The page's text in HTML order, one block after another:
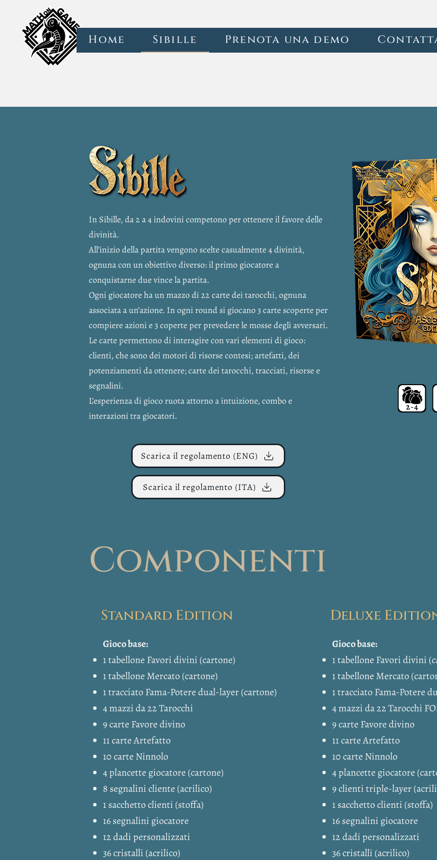
Home Sibille Prenota una demo
In Sibille, da 2 a 4 indovini competono per ottenere il favore delle
divinità.
All’inizio della partita vengono scelte casualmente 4 divinità,
ognuna con un obiettivo diverso: il primo giocatore a
conquistarne due vince la partita.
Ogni giocatore ha un mazzo di 22 carte dei tarocchi, ognuna
associata a un’azione. In ogni round si giocano 3 carte scoperte per
compiere azioni e 3 coperte per prevedere le mosse degli avversari.
Le carte permettono di interagire con vari elementi di gioco:
clienti, che sono dei motori di risorse contesi; artefatti, dei
potenziamenti da ottenere; carte dei tarocchi, tracciati, risorse e
segnalini.
L’esperienza di gioco ruota attorno a intuizione, combo e
interazioni tra giocatori.
Scarica il regolamento (ENG)
Scarica il regolamento (ITA)
Componenti
Standard Edition
Gioco base:
1 tabellone Favori divini (cartone)
1 tabellone Mercato (cartone)
1 tracciato Fama-Potere dual-layer (cartone)
4 mazzi da 22 Tarocchi
9 carte Favore divino
11 carte Artefatto
10 carte Ninnolo
4 plancette giocatore (cartone)
8 segnalini cliente (acrilico)
1 sacchetto clienti (stoffa)
16 segnalini giocatore
12 dadi personalizzati
36 cristalli (acrilico)
Deluxe
Gioco base:
1 tabellone Favori divini
1 tabellone Mercato
1 tracciato Fama-Potere
4 mazzi da 22 Tarocchi
9 carte Favore divino
11 carte Artefatto
10 carte Ninnolo
4 plancette giocatore
9 clienti triple-layer
1 sacchetto clienti (stoffa)
16 segnalini giocatore
12 dadi personalizzati
36 cristalli (acrilico)